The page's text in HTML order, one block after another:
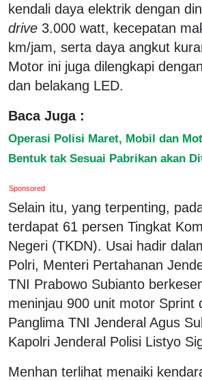
kendali daya elektrik dengan
drive 3.000 watt, kecepatan
km/jam, serta daya angkut
Motor ini juga dilengkapi
dan belakang LED.
Baca Juga :
Operasi Polisi Maret, Mobil dan
Bentuk tak Sesuai Pabrikan akan
Sponsored
Selain itu, yang terpenting,
terdapat 61 persen Tingkat
Negeri (TKDN). Usai hadir
Polri, Menteri Pertahanan
TNI Prabowo Subianto
meninjau 900 unit motor Sprint
Panglima TNI Jenderal Agus
Kapolri Jenderal Polisi Listyo
Menhan terlihat menaiki